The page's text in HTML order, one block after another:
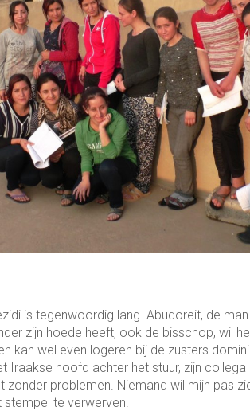
is tegenwoordig lang. Abudoreit, de
zijn hoede heeft, ook de bisschop, wil
kan wel even logeren bij de zusters
Iraakse hoofd achter het stuur, zijn
zonder problemen. Niemand wil mijn pas
te verwerven!